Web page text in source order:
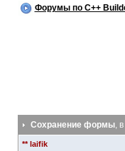
Форумы по C++
Сохранение формы,
** laifik